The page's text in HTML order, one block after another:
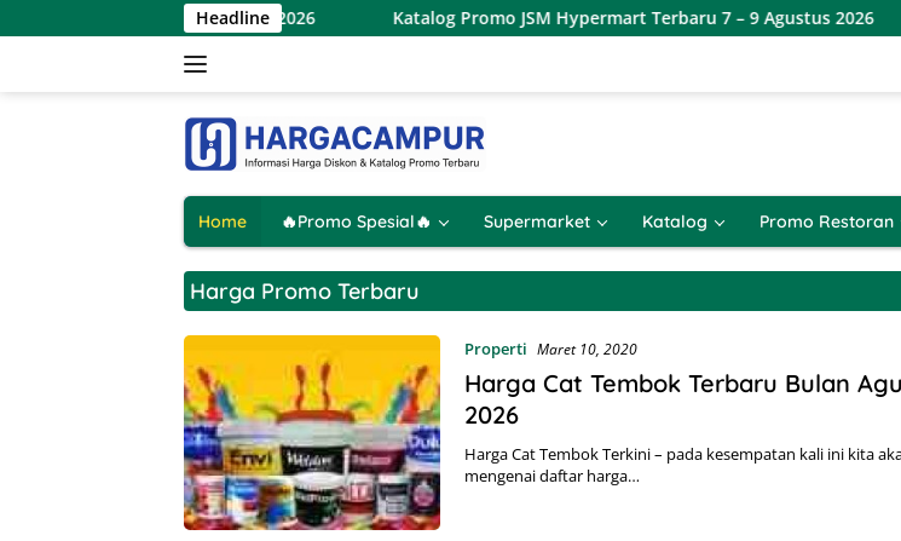
ke
Headline
Terbaru 7 – 9 Agustus 2026 Katalog Promo JSM Hypermart Terbaru 7 – 9 Agustus 2026
Home 🔥Promo Spesial🔥 Supermarket Katalog Promo Restoran
hargacampur
Harga Promo Terbaru
Properti Maret 10, 2020
Harga Cat Tembok Terbaru Bulan
2026
Harga Cat Tembok Terkini – pada kesempatan kali ini kita
mengenai daftar harga…